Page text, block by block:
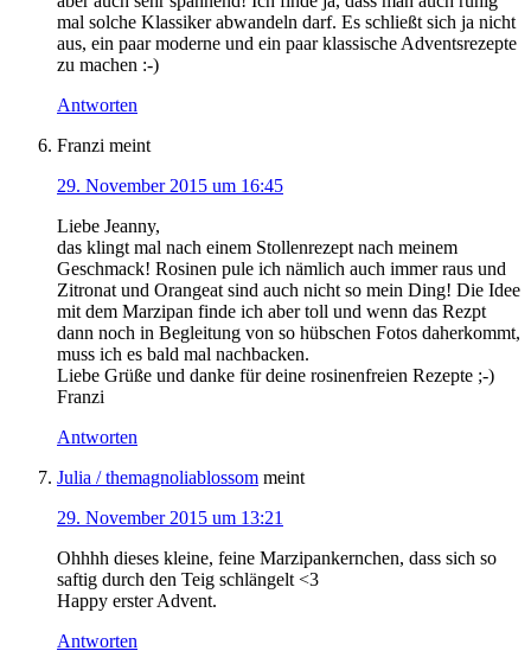
mal solche Klassiker abwandeln darf. Es schließt sich ja nicht
aus, ein paar moderne und ein paar klassische Adventsrezepte
zu machen :-)
Antworten
Franzi meint
29. November 2015 um 16:45
Liebe Jeanny,
das klingt mal nach einem Stollenrezept nach meinem
Geschmack! Rosinen pule ich nämlich auch immer raus und
Zitronat und Orangeat sind auch nicht so mein Ding! Die Idee
mit dem Marzipan finde ich aber toll und wenn das Rezpt
dann noch in Begleitung von so hübschen Fotos daherkommt,
muss ich es bald mal nachbacken.
Liebe Grüße und danke für deine rosinenfreien Rezepte ;-)
Franzi
Antworten
Julia / themagnoliablossom meint
29. November 2015 um 13:21
Ohhhh dieses kleine, feine Marzipankernchen, dass sich so
saftig durch den Teig schlängelt <3
Happy erster Advent.
Antworten